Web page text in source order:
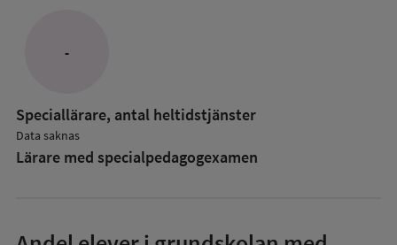
-
Speciallärare, antal heltidstjänster
Data saknas
Lärare med specialpedagog­examen